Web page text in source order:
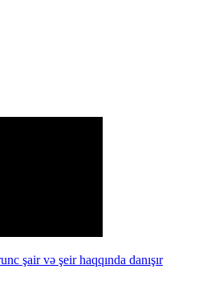
şair və şeir haqqında danışır